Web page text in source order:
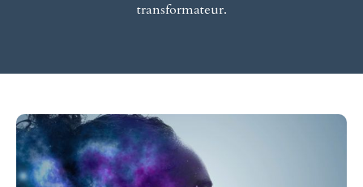
transformateur.